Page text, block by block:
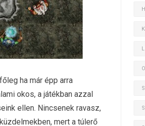
ha már épp arra
okos, a játékban azzal
ellen. Nincsenek ravasz,
mert a túlerő